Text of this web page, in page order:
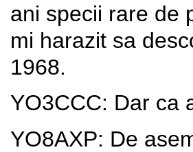
ani specii rare de
mi harazit sa
1968.
YO3CCC: Dar ca
YO8AXP: De